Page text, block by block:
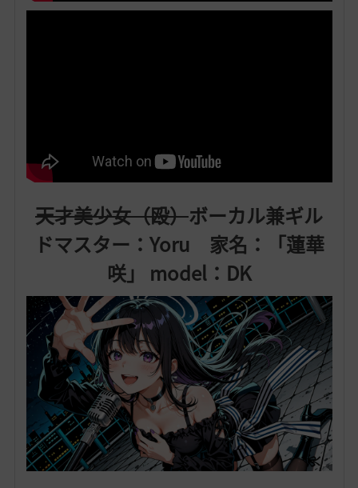
天才美少女（殴）ボーカル兼ギル
ドマスター：Yoru 家名：「蓮華
咲」 model：DK